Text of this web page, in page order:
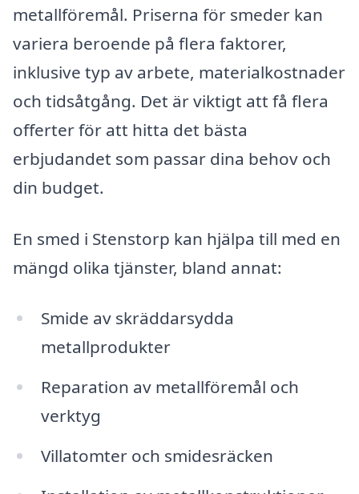
metallföremål. Priserna för smeder kan
variera beroende på flera faktorer,
inklusive typ av arbete, materialkostnader
och tidsåtgång. Det är viktigt att få flera
offerter för att hitta det bästa
erbjudandet som passar dina behov och
din budget.
En smed i Stenstorp kan hjälpa till med en
mängd olika tjänster, bland annat:
Smide av skräddarsydda
metallprodukter
Reparation av metallföremål och
verktyg
Villatomter och smidesräcken